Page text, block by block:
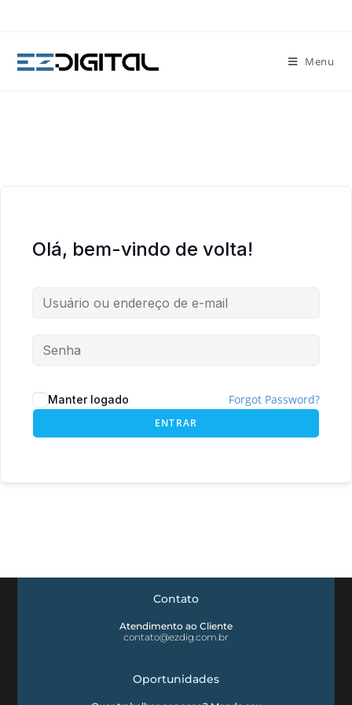
Menu
Olá, bem-vindo de volta!
Manter logado Forgot Password?
ENTRAR
Contato
Atendimento ao Cliente
contato@ezdig.com.br
Oportunidades